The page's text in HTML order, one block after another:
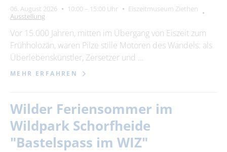
06. August 2026 10:00 – 15:00 Uhr
Eiszeitmuseum Ziethen
Ausstellung
Vor 15.000 Jahren, mitten im Übergang von Eiszeit zum
Frühholozän, waren Pilze stille Motoren des Wandels: als
Überlebenskünstler, Zersetzer und …
MEHR ERFAHREN
Wilder Feriensommer im
Wildpark Schorfheide
"Bastelspass im WIZ"